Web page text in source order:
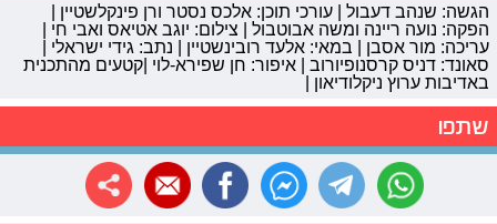
הגשה: שנהב דעבול | עורכי תוכן: אלכס נסטר ורן פינקלשטיין |
הפקה: נועה ריינה ומשה אבוטבול | צילום: יוגב אטיאס ואבי חי |
עריכה: מור אסבן | במאי: אלעד רובינשטיין | נתב: גידי ישראלי |
סאונד: דניס קרסנופיורוב | איפור: חן שפירא-לוי |קטעים מהתכנית
באדיבות ערוץ ניקלודיאון |
שתפו